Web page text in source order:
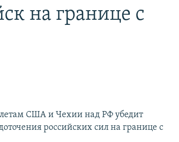
на границе с
США и Чехии над РФ убедит
российских сил на границе с